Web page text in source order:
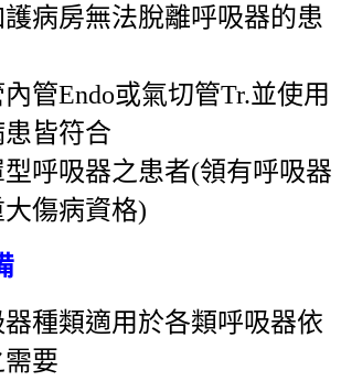
護病房無法脫離呼吸器的患
管Endo或氣切管Tr.並使用
皆符合
呼吸器之患者(領有呼吸器
傷病資格)
種類適用於各類呼吸器依
要